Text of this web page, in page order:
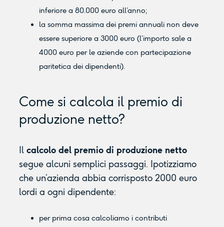
inferiore a 80.000 euro all’anno;
la somma massima dei premi annuali non deve
essere superiore a 3000 euro (l’importo sale a
4000 euro per le aziende con partecipazione
paritetica dei dipendenti).
Come si calcola il premio di
produzione netto?
Ilcalcolo del premio di produzione netto
segue alcuni semplici passaggi. Ipotizziamo
che un’azienda abbia corrisposto 2000 euro
lordi a ogni dipendente:
per prima cosa calcoliamo i contributi